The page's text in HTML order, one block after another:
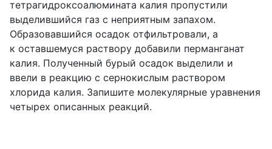
тетрагидроксоалюмината калия пропустили
выделившийся газ с неприятным запахом.
Образовавшийся осадок отфильтровали, а
к оставшемуся раствору добавили перманганат
калия. Полученный бурый осадок выделили и
ввели в реакцию с сернокислым раствором
хлорида калия. Запишите молекулярные уравнения
четырех описанных реакций.